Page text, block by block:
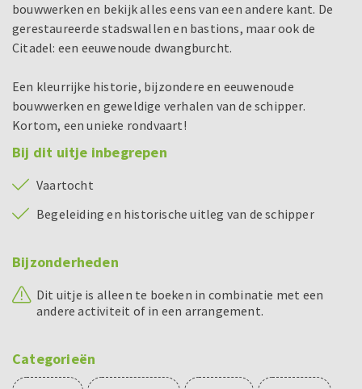
bouwwerken en bekijk alles eens van een andere kant. De
gerestaureerde stadswallen en bastions, maar ook de
Citadel: een eeuwenoude dwangburcht.
Een kleurrijke historie, bijzondere en eeuwenoude
bouwwerken en geweldige verhalen van de schipper.
Kortom, een unieke rondvaart!
Bij dit uitje inbegrepen
Vaartocht
Begeleiding en historische uitleg van de schipper
Bijzonderheden
Dit uitje is alleen te boeken in combinatie met een
andere activiteit of in een arrangement.
Categorieën